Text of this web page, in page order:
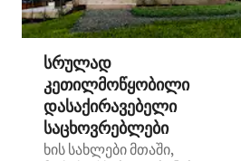
სრულად
კეთილმოწყობილი
დასაქირავებელი
საცხოვრებლები
ხის სახლები მთაში,